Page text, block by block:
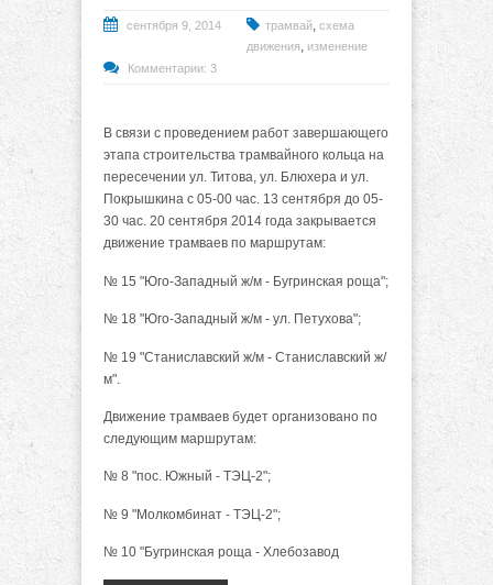
сентября 9, 2014 трамвай, схема
движения, изменение
Комментарии: 3
В связи с проведением работ завершающего
этапа строительства трамвайного кольца на
пересечении ул. Титова, ул. Блюхера и ул.
Покрышкина с 05-00 час. 13 сентября до 05-
30 час. 20 сентября 2014 года закрывается
движение трамваев по маршрутам:
№ 15 "Юго-Западный ж/м - Бугринская роща";
№ 18 "Юго-Западный ж/м - ул. Петухова";
№ 19 "Станиславский ж/м - Станиславский ж/
м".
Движение трамваев будет организовано по
следующим маршрутам:
№ 8 "пос. Южный - ТЭЦ-2";
№ 9 "Молкомбинат - ТЭЦ-2";
№ 10 "Бугринская роща - Хлебозавод